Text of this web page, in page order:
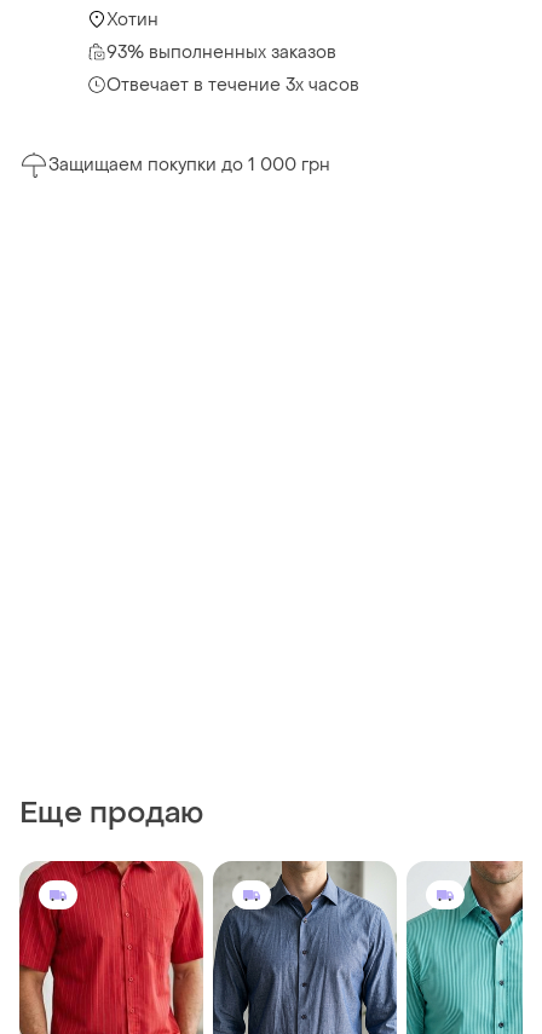
Хотин
93% выполненных заказов
Отвечает в течение 3х часов
Защищаем покупки до 1 000 грн
Еще продаю